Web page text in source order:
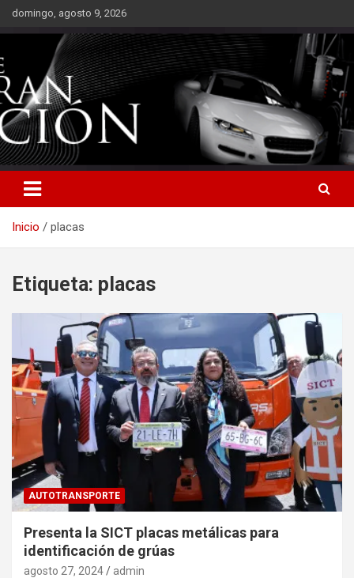
Saltardomingo, agosto 9, 2026
Inicio placas
Etiqueta: placas
AUTOTRANSPORTE
Presenta la SICT placas metálicas para
identificación de grúas
agosto 27, 2024 admin